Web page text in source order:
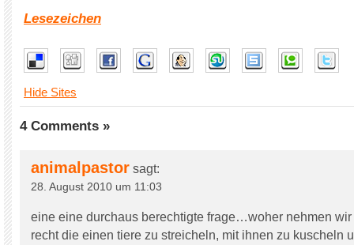
Lesezeichen
Hide Sites
4 Comments »
animalpastor sagt:
28. August 2010 um 11:03
eine eine durchaus berechtigte frage…woher nehmen wir
recht die einen tiere zu streicheln, mit ihnen zu kuscheln